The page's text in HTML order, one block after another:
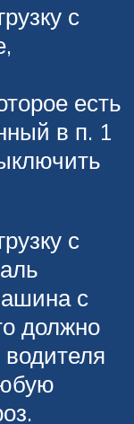
с
есть
в п. 1
с
с
должно